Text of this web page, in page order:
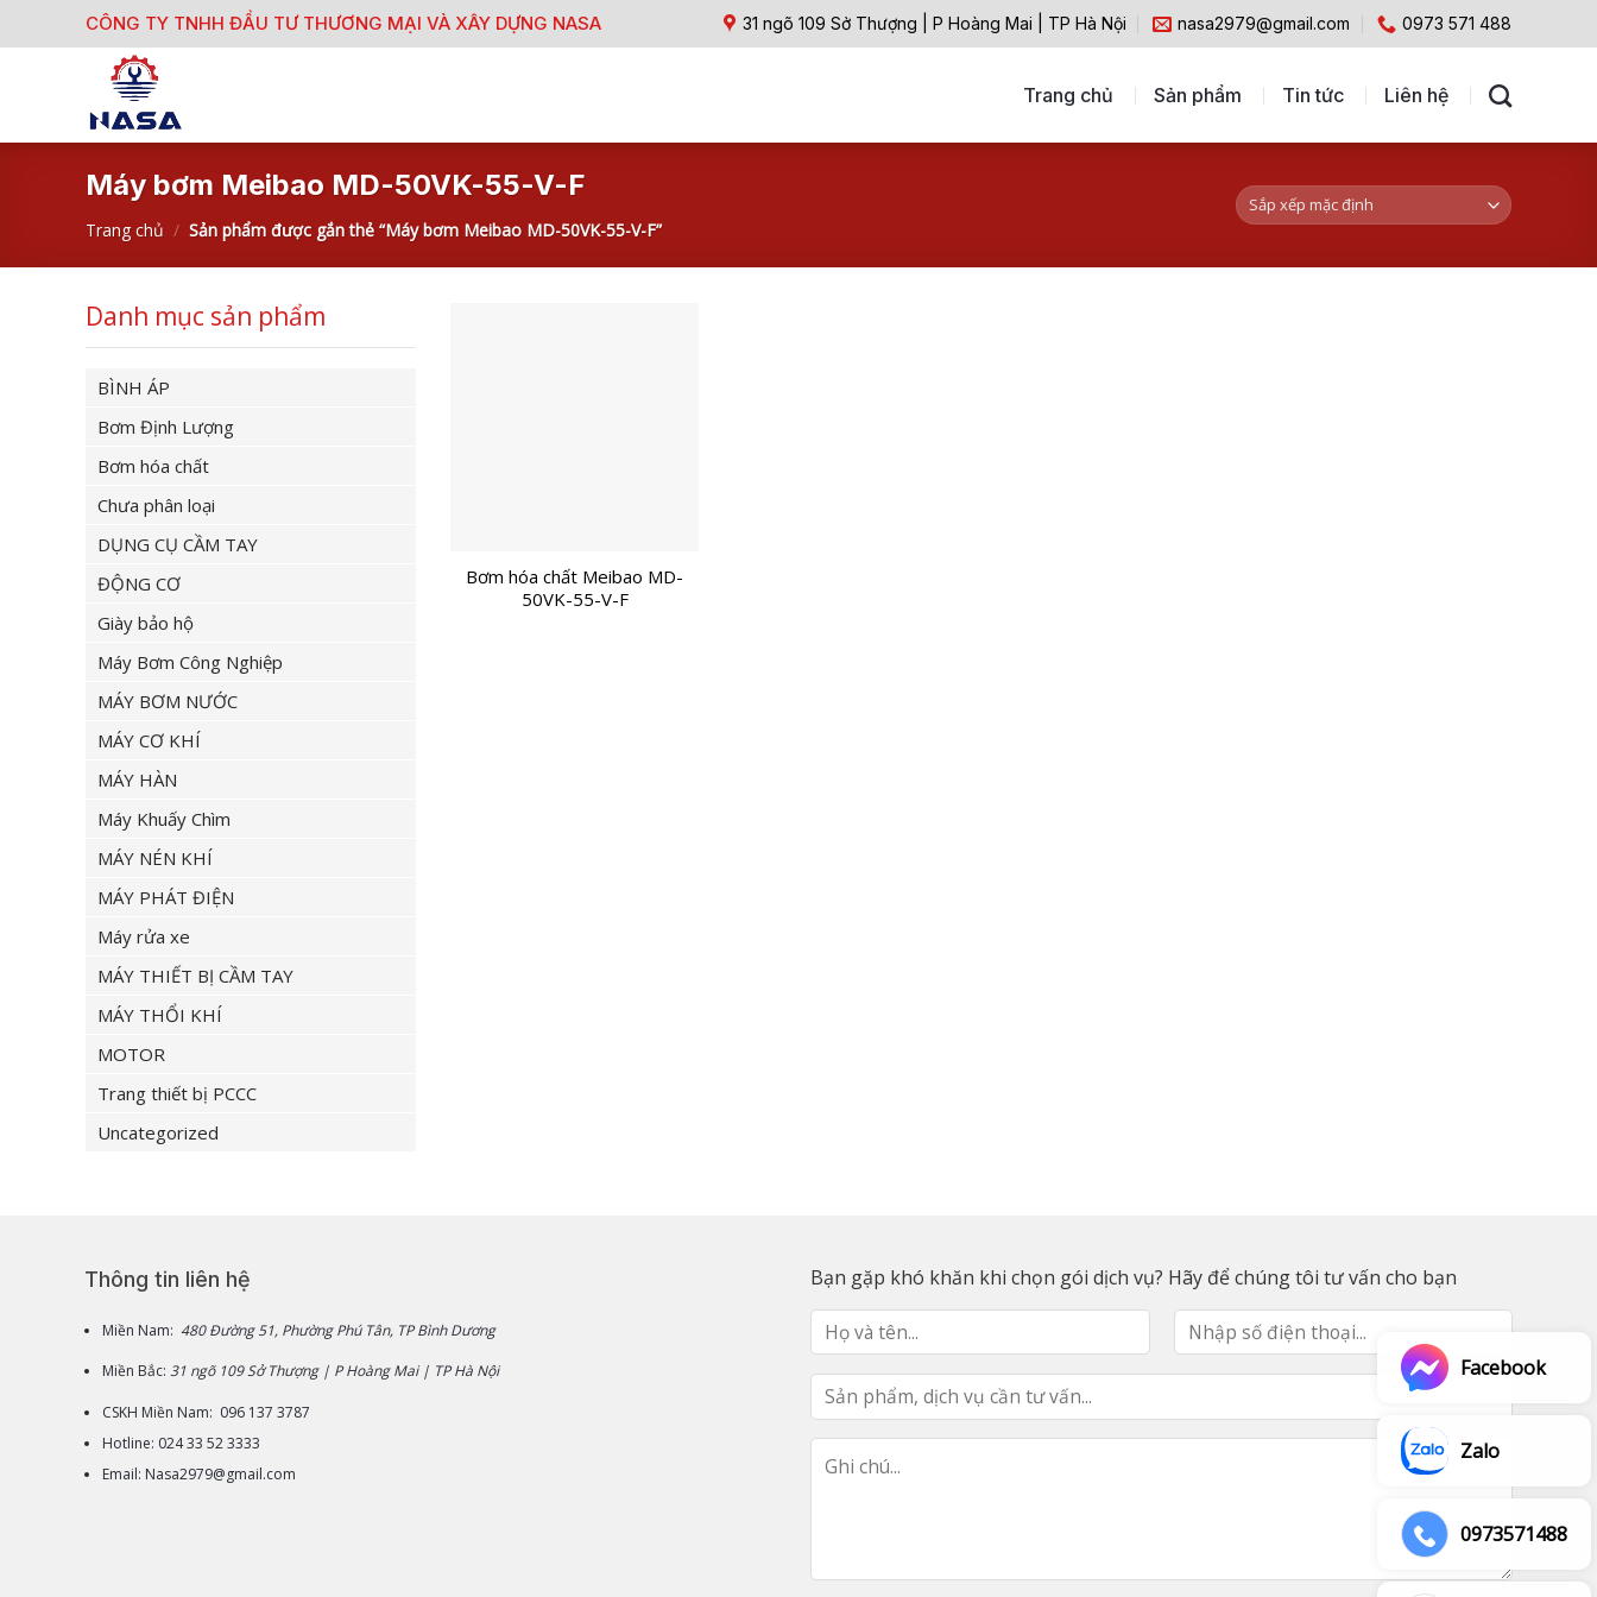
to
CÔNG TY TNHH ĐẦU TƯ THƯƠNG MẠI VÀ XÂY DỰNG NASA 31 ngõ 109 Sở Thượng | P Hoàng Mai | TP Hà Nội nasa2979@gmail.com 0973 571 488
Trang chủ Sản phẩm Tin tức Liên hệ
Máy bơm Meibao MD-50VK-55-V-F
Trang chủ / Sản phẩm được gắn thẻ “Máy bơm Meibao MD-50VK-55-V-F”
Danh mục sản phẩm
BÌNH ÁP
Bơm Định Lượng
Bơm hóa chất
Chưa phân loại
DỤNG CỤ CẦM TAY
ĐỘNG CƠ
Giày bảo hộ
Máy Bơm Công Nghiệp
MÁY BƠM NƯỚC
MÁY CƠ KHÍ
MÁY HÀN
Máy Khuấy Chìm
MÁY NÉN KHÍ
MÁY PHÁT ĐIỆN
Máy rửa xe
MÁY THIẾT BỊ CẦM TAY
MÁY THỔI KHÍ
MOTOR
Trang thiết bị PCCC
Uncategorized
Bơm hóa chất Meibao MD-
50VK-55-V-F
Thông tin liên hệ
Miền Nam: 480 Đường 51, Phường Phú Tân, TP Bình Dương
Miền Bắc: 31 ngõ 109 Sở Thượng | P Hoàng Mai | TP Hà Nội
CSKH Miền Nam: 096 137 3787
Hotline: 024 33 52 3333
Email: Nasa2979@gmail.com
Bạn gặp khó khăn khi chọn gói dịch vụ? Hãy để chúng tôi tư vấn cho bạn
Facebook
Zalo
0973571488